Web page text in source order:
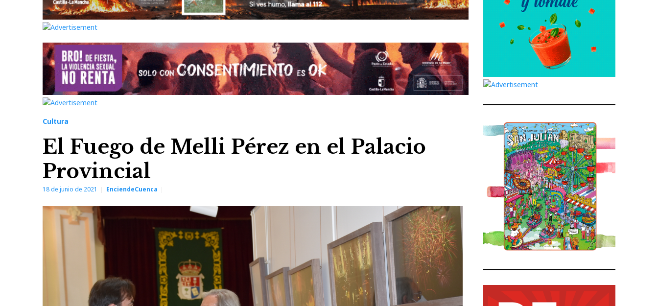
Cultura
El Fuego de Melli Pérez en el Palacio
Provincial
18 de junio de 2021 EnciendeCuenca